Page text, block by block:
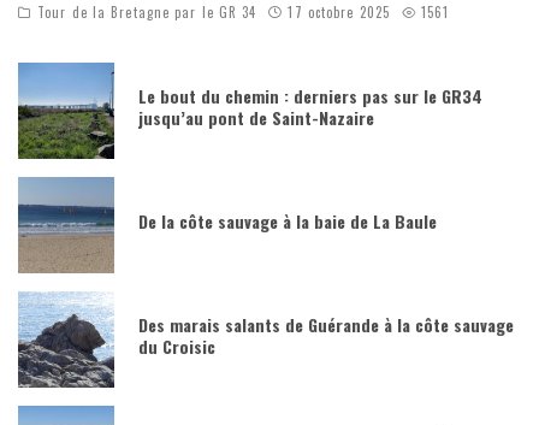
Tour de la Bretagne par le GR 34 17 octobre 2025 1561
Le bout du chemin : derniers pas sur le GR34
jusqu’au pont de Saint-Nazaire
De la côte sauvage à la baie de La Baule
Des marais salants de Guérande à la côte sauvage
du Croisic